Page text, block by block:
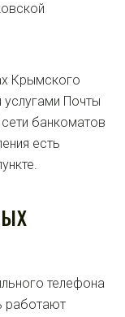
Крымского
Почты
банкоматов
есть
телефона
работают